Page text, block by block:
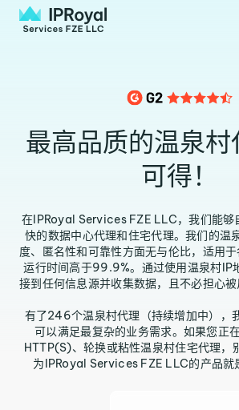
最高品质的温泉村
可得！
在IPRoyal Services FZE LLC，我们能够
快的数据中心代理和住宅代理。我们的温
度、匿名性和可靠性方面无与伦比，适用
运行时间高于99.9%。通过使用温泉村IP
接到任何信息源并收集数据，且不必担心被
有了246个温泉村代理（持续增加中），
可以满足最复杂的业务需求。如果您正
HTTP(S)、轮换或粘性温泉村住宅代理，
为IPRoyal Services FZE LLC的产品就